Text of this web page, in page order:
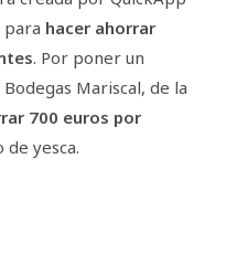
para hacer ahorrar
. Por poner un
Mariscal, de la
700 euros por
yesca.